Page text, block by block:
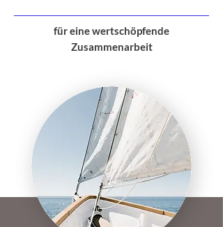
für eine wertschöpfende
Zusammenarbeit